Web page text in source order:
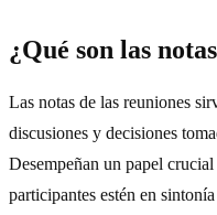
¿Qué son las
Las notas de las reuniones
discusiones y decisiones
Desempeñan un papel
participantes estén en